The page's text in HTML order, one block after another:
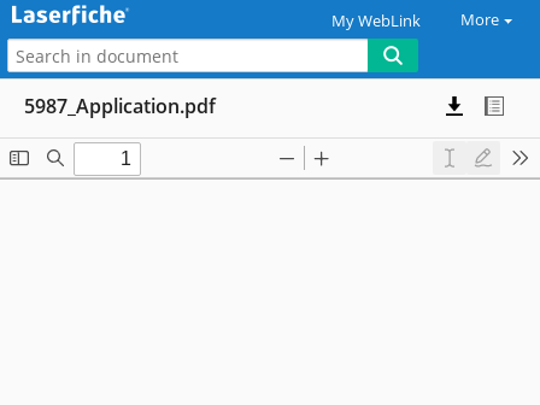
My WebLink More
5987_Application.pdf